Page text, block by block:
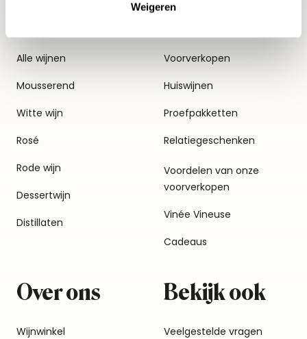
Weigeren
Alle wijnen
Mousserend
Witte wijn
Rosé
Rode wijn
Dessertwijn
Distillaten
Thema's
Voorverkopen
Huiswijnen
Proefpakketten
Relatiegeschenken
Voordelen van onze
voorverkopen
Vinée Vineuse
Cadeaus
Over ons
Wijnwinkel
Bekijk ook
Veelgestelde vragen